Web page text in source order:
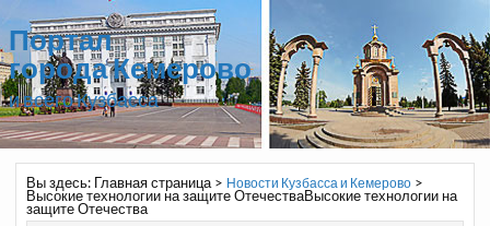
Портал
города Кемерово
и всего Кузбасса
Вы здесь: Главная страница> Новости Кузбасса и Кемерово>
Высокие технологии на защите ОтечестваВысокие технологии на
защите Отечества